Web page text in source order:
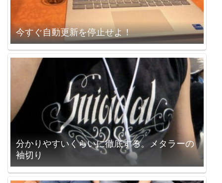
今すぐ自動更新を停止せよ！
分かりやすいくらいに徹底する。メタラーの
袖切り